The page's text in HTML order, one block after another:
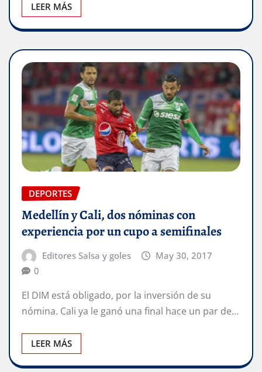
LEER MÁS
DEPORTES
Medellín y Cali, dos nóminas con
experiencia por un cupo a semifinales
Editores Salsa y goles
May 30, 2017
0
El DIM está obligado, por la inversión de su
nómina. Cali ya le ganó una final hace un par de…
LEER MÁS